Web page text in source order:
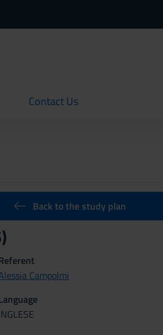
Contact Us
current
Back to the study plan
Campolmi